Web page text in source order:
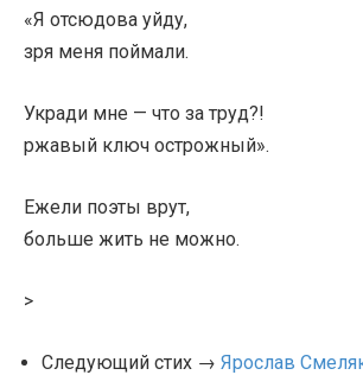
«Я отсюдова уйду,
зря меня поймали.
Укради мне — что за труд?!
ржавый ключ острожный».
Ежели поэты врут,
больше жить не можно.
>
Следующий стих → Ярослав